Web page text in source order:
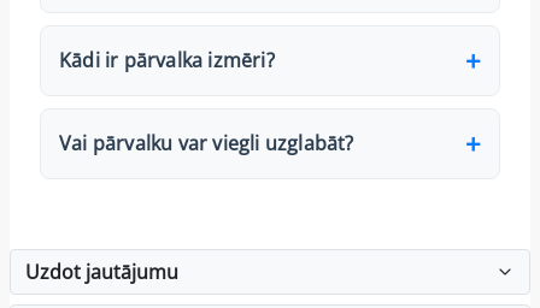
Kādi ir pārvalka izmēri?
Vai pārvalku var viegli uzglabāt?
Uzdot jautājumu